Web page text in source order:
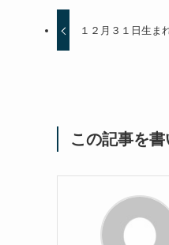
１２月３１日生ま
この記事を書